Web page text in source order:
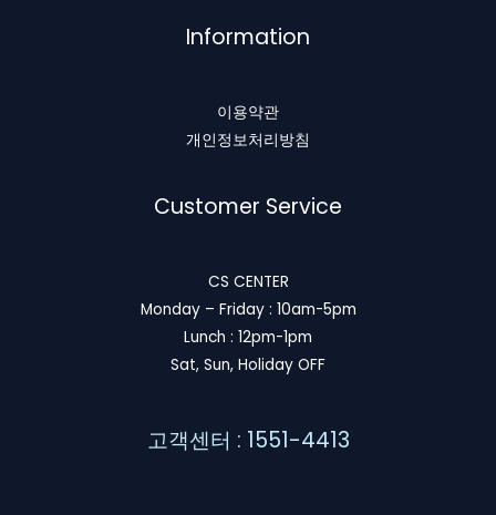
Information
이용약관
개인정보처리방침
Customer Service
CS CENTER
Monday – Friday : 10am-5pm
Lunch : 12pm-1pm
Sat, Sun, Holiday OFF
고객센터 : 1551-4413